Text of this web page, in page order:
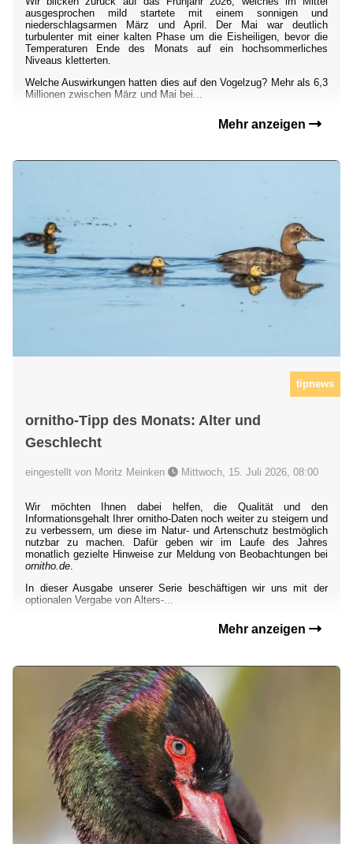
ausgesprochen mild startete mit einem sonnigen und
niederschlagsarmen März und April. Der Mai war deutlich
turbulenter mit einer kalten Phase um die Eisheiligen, bevor die
Temperaturen Ende des Monats auf ein hochsommerliches
Niveaus kletterten.
Welche Auswirkungen hatten dies auf den Vogelzug? Mehr als 6,3
Millionen zwischen März und Mai bei...
Mehr anzeigen
tipnews
ornitho-Tipp des Monats: Alter und
Geschlecht
eingestellt von Moritz Meinken Mittwoch, 15. Juli 2026, 08:00
Wir möchten Ihnen dabei helfen, die Qualität und den
Informationsgehalt Ihrer ornitho-Daten noch weiter zu steigern und
zu verbessern, um diese im Natur- und Artenschutz bestmöglich
nutzbar zu machen. Dafür geben wir im Laufe des Jahres
monatlich gezielte Hinweise zur Meldung von Beobachtungen bei
ornitho.de.
In dieser Ausgabe unserer Serie beschäftigen wir uns mit der
optionalen Vergabe von Alters-...
Mehr anzeigen